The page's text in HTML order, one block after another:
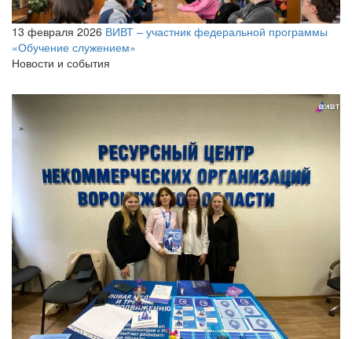
13 февраля 2026 ВИВТ – участник федеральной программы
«Обучение служением»
Новости и события